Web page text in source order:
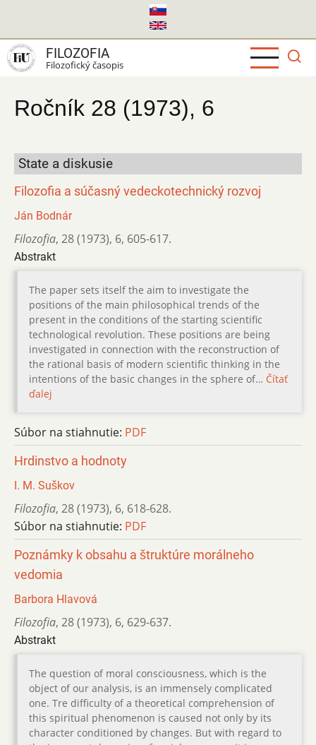
hlavný
obsah
FILOZOFIA
Filozofický časopis
Ročník 28 (1973), 6
State a diskusie
Filozofia a súčasný vedeckotechnický rozvoj
Ján Bodnár
Filozofia, 28 (1973), 6, 605-617.
Abstrakt
The paper sets itself the aim to investigate the
positions of the main philosophical trends of the
present in the conditions of the starting scientific
technological revolution. These positions are being
investigated in connection with the reconstruction of
the rational basis of modern scientific thinking in the
intentions of the basic changes in the sphere of… Čítať
ďalej
Súbor na stiahnutie: PDF
Hrdinstvo a hodnoty
I. M. Suškov
Filozofia, 28 (1973), 6, 618-628.
Súbor na stiahnutie: PDF
Poznámky k obsahu a štruktúre morálneho
vedomia
Barbora Hlavová
Filozofia, 28 (1973), 6, 629-637.
Abstrakt
The question of moral consciousness, which is the
object of our analysis, is an immensely complicated
one. Tre difficulty of a theoretical comprehension of
this spiritual phenomenon is caused not only by its
character conditioned by changes. But with regard to